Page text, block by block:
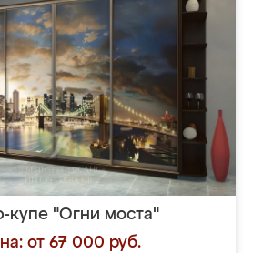
купе "Огни моста"
от 67 000 руб.